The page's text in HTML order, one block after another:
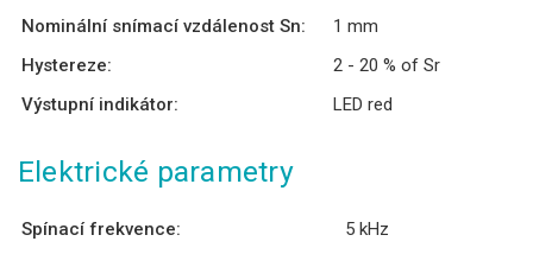
Nominální snímací vzdálenost Sn:
1 mm
Hystereze:
2 - 20 % of Sr
Výstupní indikátor:
LED red
Elektrické parametry
Spínací frekvence:
5 kHz